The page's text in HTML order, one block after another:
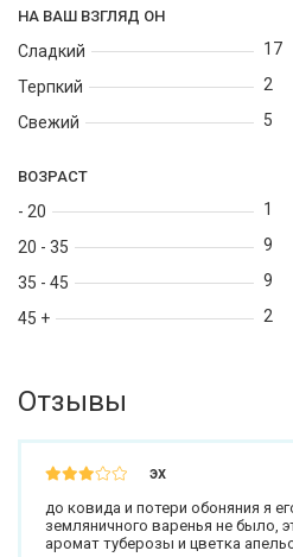
НА ВАШ ВЗГЛЯД ОН
Сладкий
Терпкий
Свежий
17
2
5
ВОЗРАСТ
- 20
20 - 35
35 - 45
45 +
1
9
9
2
Отзывы
эх
до ковида и потери обоняния я
земляничного варенья не было,
аромат туберозы и цветка